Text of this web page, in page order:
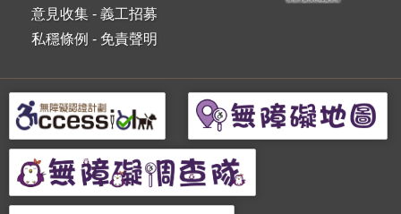
意見收集 -義工招募
私穩條例 - 免責聲明